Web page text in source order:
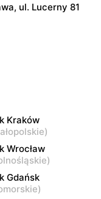
ul. Lucerny 81
ul. Grawerska 5
157
ul. Zasadowa 52
Kraków
)
Wrocław
)
Gdańsk
)